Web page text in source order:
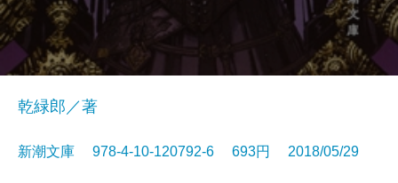
乾緑郎／著
新潮文庫 978-4-10-120792-6 693円 2018/05/29